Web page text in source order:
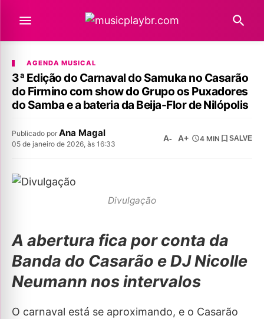
AGENDA MUSICAL
3ª Edição do Carnaval do Samuka no Casarão
do Firmino com show do Grupo os Puxadores
do Samba e a bateria da Beija-Flor de Nilópolis
Publicado por Ana Magal
05 de janeiro de 2026, às 16:33
A- A+ 4 MIN SALVE
Divulgação
A abertura fica por conta da
Banda do Casarão e DJ Nicolle
Neumann nos intervalos
O carnaval está se aproximando, e o Casarão